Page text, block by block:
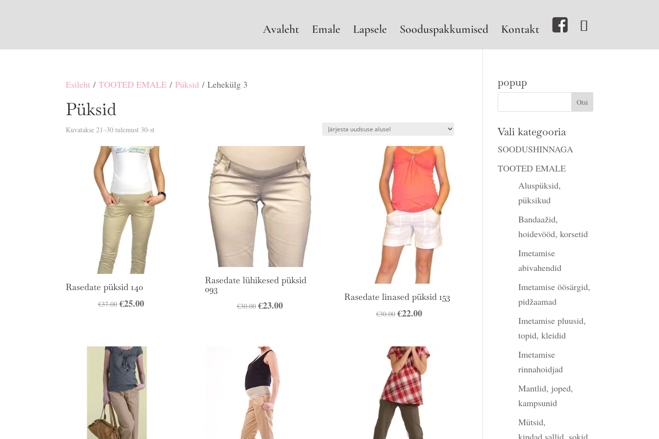
Avaleht Emale Lapsele Sooduspakkumised Kontakt
Esileht /TOOTED EMALE /Püksid / Lehekülg 3
Püksid
Kuvatakse 21–30 tulemust 30-stSorditud
uusimate
järgi
Rasedate püksid 140
€37.00 Algne
€37.00.
€25.00Praegune
€25.00.
Rasedate lühikesed püksid
093
€30.00 Algne
€30.00.
€23.00Praegune
Rasedate linased püksid 153
€30.00 Algne
€30.00.
€22.00Praegune
€22.00.
popup
Vali kategooria
SOODUSHINNAGA
TOOTED EMALE
Aluspüksid,
püksikud
Bandaažid,
hoidevööd, korsetid
Imetamise
abivahendid
Imetamise öösärgid,
pidžaamad
Imetamise pluusid,
topid, kleidid
Imetamise
rinnahoidjad
Mantlid, joped,
kampsunid
Mütsid,
kindad,sallid, sokid